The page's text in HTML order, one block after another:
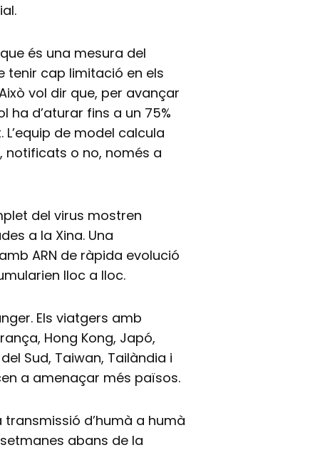
és una mesura del
tenir cap limitació en els
vol dir que, per avançar
ha d’aturar fins a un 75%
de model calcula
notificats o no, només a
del virus mostren
a la Xina. Una
ARN de ràpida evolució
lloc a lloc.
Els viatgers amb
Hong Kong, Japó,
Sud, Taiwan, Tailàndia i
a amenaçar més països.
d’humà a humà
abans de la